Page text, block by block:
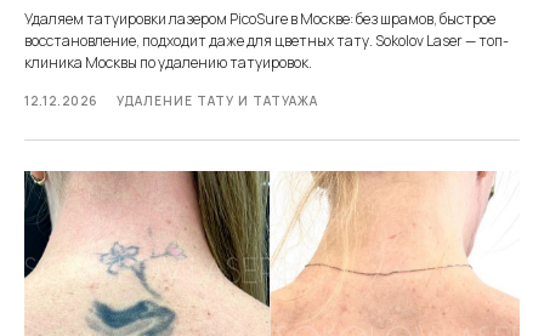
Удаляем татуировки лазером PicoSure в Москве: без шрамов, быстрое
восстановление, подходит даже для цветных тату. Sokolov Laser — топ-
клиника Москвы по удалению татуировок.
12.12.2026 УДАЛЕНИЕ ТАТУ И ТАТУАЖА